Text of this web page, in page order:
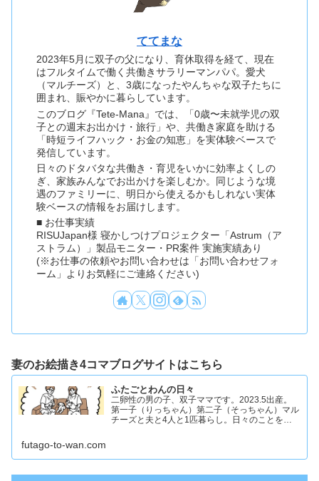
ててまな
2023年5月に双子の父になり、育休取得を経て、現在
はフルタイムで働く共働きサラリーマンパパ。愛犬
（マルチーズ）と、3歳になったやんちゃな双子たちに
囲まれ、賑やかに暮らしています。
このブログ『Tete-Mana』では、「0歳〜未就学児の双
子との週末お出かけ・旅行」や、共働き家庭を助ける
「時短ライフハック・お金の知恵」を実体験ベースで
発信しています。
日々のドタバタな共働き・育児をいかに効率よくしの
ぎ、家族みんなでお出かけを楽しむか。同じような境
遇のファミリーに、明日から使えるかもしれない実体
験ベースの情報をお届けします。
■ お仕事実績
RISUJapan様 寝かしつけプロジェクター「Astrum（ア
ストラム）」製品モニター・PR案件 実施実績あり
(※お仕事の依頼やお問い合わせは「お問い合わせフォ
ーム」よりお気軽にご連絡ください)
妻のお絵描き4コマブログサイトはこちら
ふたごとわんの日々
二卵性の男の子、双子ママです。2023.5出産。
第一子（りっちゃん）第二子（そっちゃん）マル
チーズと夫と4人と1匹暮らし。日々のことを忘
futago-to-wan.com